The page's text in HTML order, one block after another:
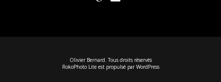
Olivier Bernard. Tous droits réservés
RokoPhoto Liteest propulsé par WordPress